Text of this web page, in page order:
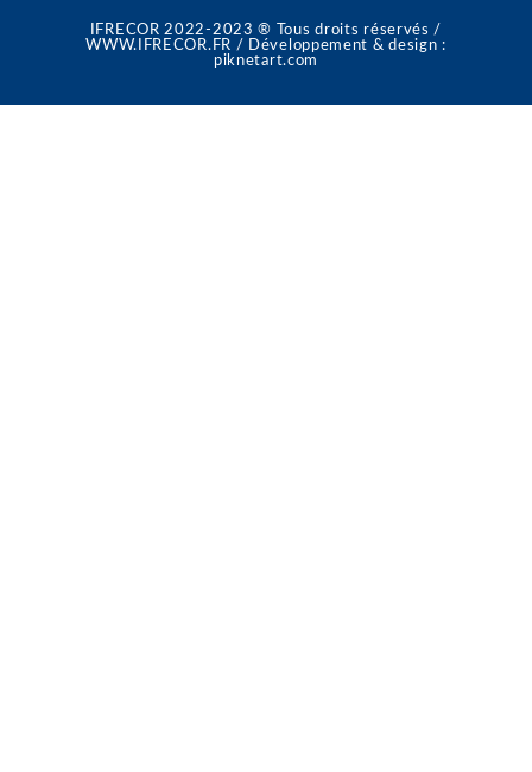
IFRECOR 2022-2023 ® Tous droits réservés /
WWW.IFRECOR.FR / Développement & design :
piknetart.com​